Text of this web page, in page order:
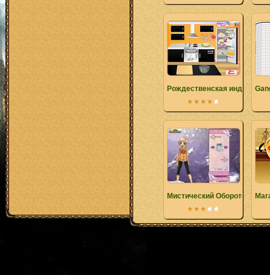
Рождественская индейка
Мистический Оборотень